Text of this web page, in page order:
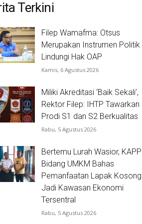
Terkini
Filep Wamafma: Otsus
Merupakan Instrumen Politik
Lindungi Hak OAP
Kamis, 6 Agustus 2026
Miliki Akreditasi ‘Baik Sekali’,
Rektor Filep: IHTP Tawarkan
Prodi S1 dan S2 Berkualitas
Rabu, 5 Agustus 2026
Bertemu Lurah Wasior, KAPP
Bidang UMKM Bahas
Pemanfaatan Lapak Kosong
Jadi Kawasan Ekonomi
Tersentral
Rabu, 5 Agustus 2026